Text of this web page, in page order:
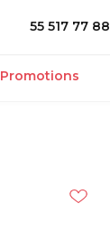
55 517 77 88
Promotions